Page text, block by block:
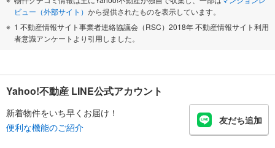
ビュー（外部サイト） から提供されたものを表示しています。
1 不動産情報サイト事業者連絡協議会（RSC）2018年 不動産情報サイト利用
者意識アンケートより引用しました。
Yahoo!不動産 LINE公式アカウント
新着物件をいち早くお届け！
便利な機能のご紹介
友だち追加